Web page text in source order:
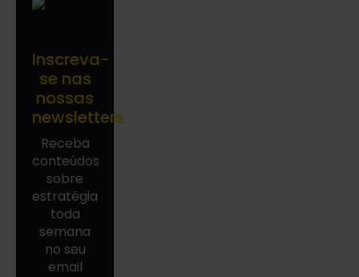
Inscreva-
se nas
nossas
newsletters
Receba
conteúdos
sobre
estratégia
toda
semana
no seu
email